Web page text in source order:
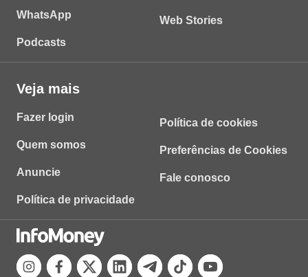
WhatsApp
Podcasts
Web Stories
Veja mais
Fazer login
Quem somos
Anuncie
Política de privacidade
Política de cookies
Preferências de Cookies
Fale conosco